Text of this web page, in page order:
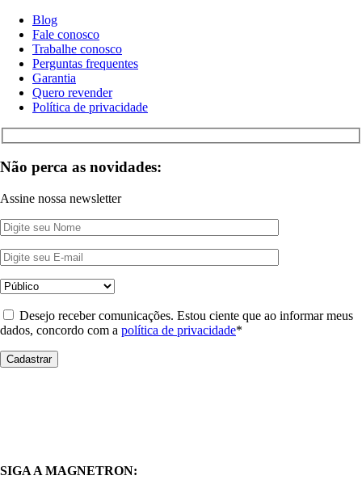
Blog
Fale conosco
Trabalhe conosco
Perguntas frequentes
Garantia
Quero revender
Política de privacidade
Não perca as novidades:
Assine nossa newsletter
Desejo receber comunicações. Estou ciente que ao informar meus
dados, concordo com a política de privacidade*
SIGA A MAGNETRON: